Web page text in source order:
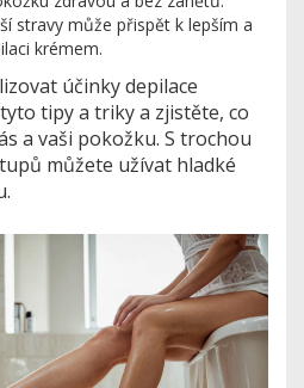
stravy může přispět k lepším a
krémem.
účinky depilace
tipy a triky a zjistěte, co
a vaši pokožku. S trochou
můžete užívat hladké